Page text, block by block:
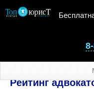
Рейтинг